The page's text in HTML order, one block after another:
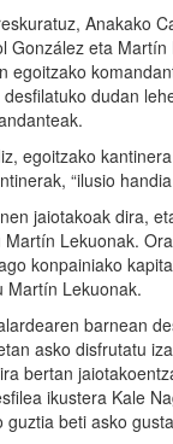
Anakako
González eta
egoitzako
dudan
egoitzako
“ilusio
jaiotakoak dira,
Martín Lekuonak.
konpainiako
Martín Lekuonak.
barnean
asko disfrutatu
bertan
ikustera Kale
beti asko